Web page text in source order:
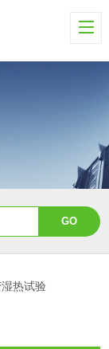
热试验